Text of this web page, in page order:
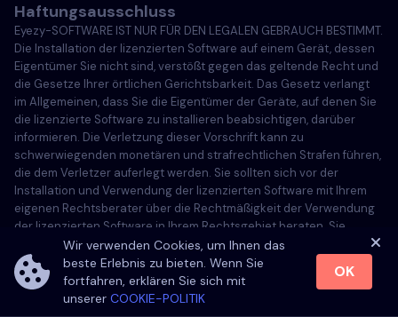
Wir verwenden Cookies, um Ihnen das
beste Erlebnis zu bieten. Wenn Sie
fortfahren, erklären Sie sich mit
unserer COOKIE-POLITIK
OK
Português
Türkçe
Polski
Haftungsausschluss
Eyezy-SOFTWARE IST NUR FÜR DEN LEGALEN GEBRAUCH BESTIMMT.
Die Installation der lizenzierten Software auf einem Gerät, dessen
Eigentümer Sie nicht sind, verstößt gegen das geltende Recht und
die Gesetze Ihrer örtlichen Gerichtsbarkeit. Das Gesetz verlangt
im Allgemeinen, dass Sie die Eigentümer der Geräte, auf denen Sie
die lizenzierte Software zu installieren beabsichtigen, darüber
informieren. Die Verletzung dieser Vorschrift kann zu
schwerwiegenden monetären und strafrechtlichen Strafen führen,
die dem Verletzer auferlegt werden. Sie sollten sich vor der
Installation und Verwendung der lizenzierten Software mit Ihrem
eigenen Rechtsberater über die Rechtmäßigkeit der Verwendung
der lizenzierten Software in Ihrem Rechtsgebiet beraten. Sie
tragen die alleinige Verantwortung für die Installation der
lizenzierten Software auf einem solchen Gerät, und Sie sind sich
bewusst, dass Eyezy nicht dafür verantwortlich gemacht werden